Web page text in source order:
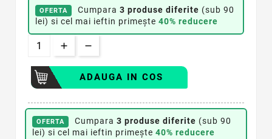
OFERTA Cumpara 3 produse diferite (sub 90
lei) si cel mai ieftin primește 40% reducere
ADAUGA IN COS
OFERTA Cumpara 3 produse diferite (sub 90
lei) si cel mai ieftin primește 40% reducere